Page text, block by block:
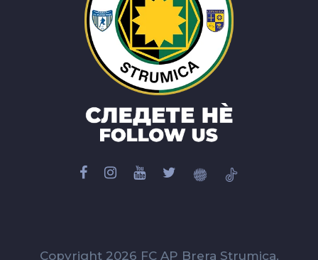
Copyright 2026 FC AP Brera Strumica.